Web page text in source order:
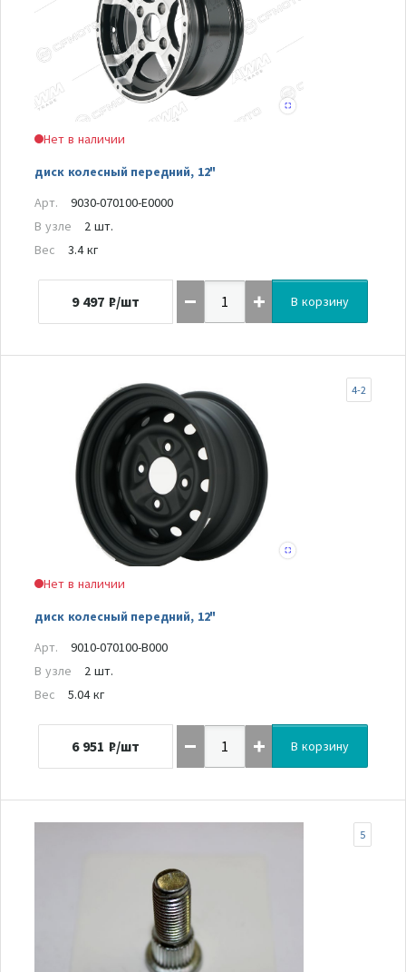
Нет в наличии
диск колесный передний, 12"
Арт.
9030-070100-E0000
В узле
2 шт.
Вес
3.4 кг
9 497 ₽/шт В корзину
Нет в наличии
диск колесный передний, 12"
4-2
Арт.
9010-070100-B000
В узле
2 шт.
Вес
5.04 кг
6 951 ₽/шт В корзину
5